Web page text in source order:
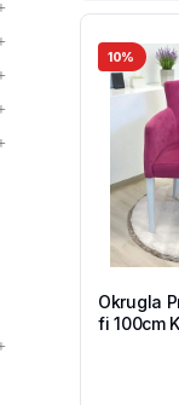
10%
Okrugla
fi 100cm